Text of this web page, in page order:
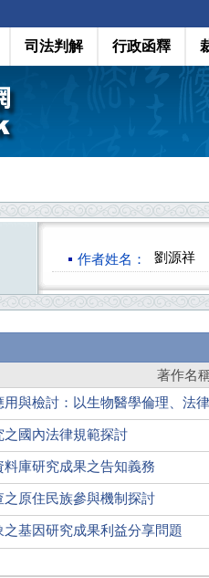
司法判解 行政函釋
作者姓名： 劉源祥
著作名
用與檢討：以生物醫學倫理、法
之國內法律規範探討
庫研究成果之告知義務
原住民族參與機制探討
之基因研究成果利益分享問題